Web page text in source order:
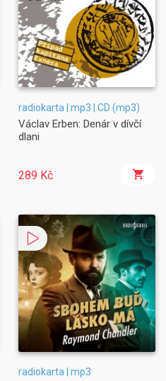
radiokarta | mp3 | CD (mp3)
Václav Erben: Denár v dívčí
dlani
289 Kč
radiokarta | mp3